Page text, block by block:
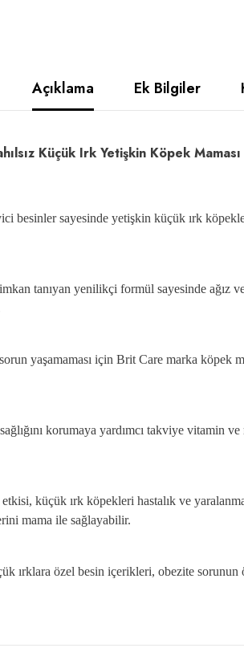
Açıklama Ek Bilgiler
Küçük Irk Yetişkin Köpek
besinler sayesinde yetişkin küçük ırk
tanıyan yenilikçi formül sayesinde ağız
yaşamaması için Brit Care marka
korumaya yardımcı takviye vitamin
etkisi, küçük ırk köpekleri hastalık ve
mama ile sağlayabilir.
ırklara özel besin içerikleri, obezite